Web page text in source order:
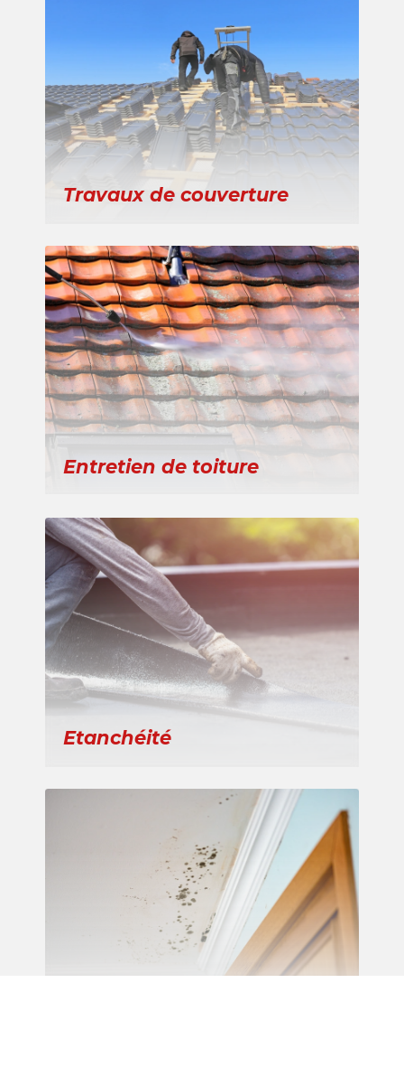
Travaux de couverture
Entretien de toiture
Etanchéité